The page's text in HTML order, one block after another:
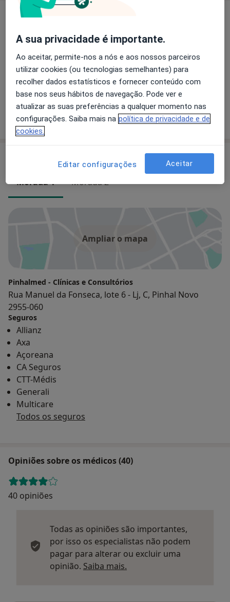
Especialistas
Cardiologista
Dra. Lurdes Almeida
Cardiologista
1 opinião
Morada 1 Morada 2
Ampliar o mapa
Pinhalmed - Clínicas e Consultórios
Rua Manuel da Fonseca, lote 6 - Lj, C, Pinhal Novo
2955-060
Seguros
Allianz
Axa
Açoreana
CA Seguros
CTT-Médis
Generali
Multicare
Todos os seguros
Opiniões sobre os médicos (40)
40 opiniões
Todas as opiniões são importantes,
por isso os especialistas não podem
pagar para alterar ou excluir uma
opinião. Saiba mais.
A sua privacidade é importante.
Ao aceitar, permite-nos a nós e aos nossos parceiros
utilizar cookies (ou tecnologias semelhantes) para
recolher dados estatísticos e fornecer conteúdo com
base nos seus hábitos de navegação. Pode ver e
atualizar as suas preferências a qualquer momento nas
configurações. Saiba mais na política de privacidade e de
cookies.
Editar configurações Aceitar